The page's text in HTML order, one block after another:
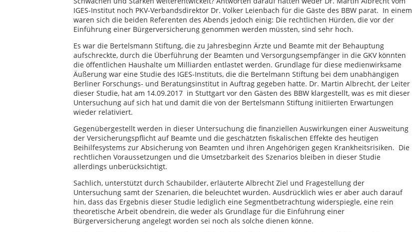
IGES-Institut noch PKV-Verbandsdirektor Dr. Volker Leienbach für die Gäste des BBW parat. In einem
waren sich die beiden Referenten des Abends jedoch einig: Die rechtlichen Hürden, die vor der
Einführung einer Bürgerversicherung genommen werden müssten, sind sehr hoch.
Es war die Bertelsmann Stiftung, die zu Jahresbeginn Ärzte und Beamte mit der Behauptung
aufschreckte, durch die Überführung der Beamten und Versorgungsempfänger in die GKV könnten
die öffentlichen Haushalte um Milliarden entlastet werden. Grundlage für diese medienwirksame
Äußerung war eine Studie des IGES-Instituts, die die Bertelmann Stiftung bei dem unabhängigen
Berliner Forschungs- und Beratungsinstitut in Auftrag gegeben hatte. Dr. Martin Albrecht, der Leiter
dieser Studie, hat am 14.09.2017 in Stuttgart vor den Gästen des BBW klargestellt, was es mit dieser
Untersuchung auf sich hat und damit die von der Bertelsmann Stiftung initiierten Erwartungen
wieder relativiert.
Gegenübergestellt werden in dieser Untersuchung die finanziellen Auswirkungen einer Ausweitung
der Versicherungspflicht auf Beamte und die geschätzten fiskalischen Effekte des heutigen
Beihilfesystems zur Absicherung von Beamten und ihren Angehörigen gegen Krankheitsrisiken. Die
rechtlichen Voraussetzungen und die Umsetzbarkeit des Szenarios bleiben in dieser Studie
allerdings unberücksichtigt.
Sachlich, unterstützt durch Schaubilder, erläuterte Albrecht Ziel und Fragestellung der
Untersuchung samt der Szenarien, die beleuchtet wurden. Ausdrücklich wies er aber auch darauf
hin, dass das Ergebnis dieser Studie lediglich eine Segmentbetrachtung widerspiegle, eine rein
theoretische Arbeit obendrein, die weder als Grundlage für die Einführung einer
Bürgerversicherung angelegt worden sei noch als solche dienen könne.